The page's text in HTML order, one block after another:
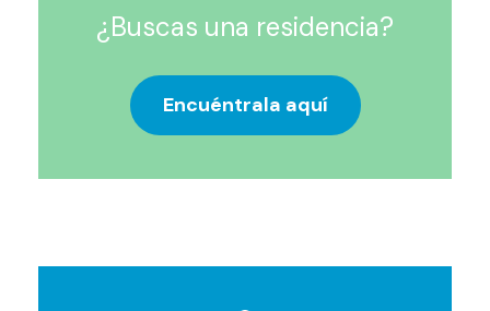
¿Buscas una residencia?
Encuéntrala aquí